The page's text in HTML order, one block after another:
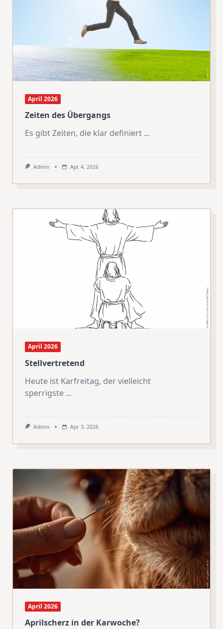
April 2026
Zeiten des Übergangs
Es gibt Zeiten, die klar definiert ...
Admin Apr. 4, 2026
April 2026
Stellvertretend
Heute ist Karfreitag, der vielleicht
sperrigste ...
Admin Apr. 3, 2026
April 2026
Aprilscherz in der Karwoche?